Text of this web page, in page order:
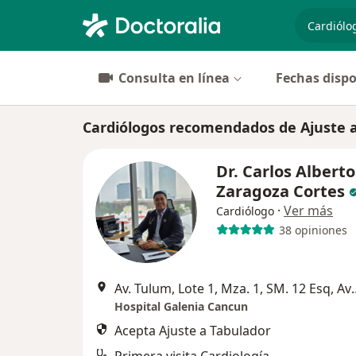
Consulta en línea Fechas
Cardiólogos recomendados de Ajuste
Dr. Carlos Alberto
Zaragoza Cortes
Cardiólogo · Ver más
38 opiniones
Av. Tulum, Lote 1,
Hospital Galenia Cancun
Acepta Ajuste a Tabulador